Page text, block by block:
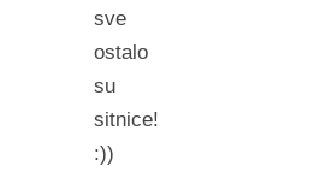
sve
ostalo
su
sitnice!
:))